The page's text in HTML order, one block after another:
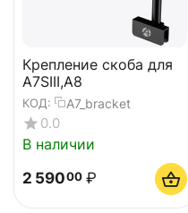
Крепление скоба для
A7SIII,A8
КОД: A7_bracket
0.0
В наличии
2 59000 ₽